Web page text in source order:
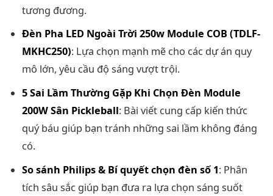
tương đương.
Đèn Pha LED Ngoài Trời 250w Module COB (TDLF-
MKHC250): Lựa chọn mạnh mẽ cho các dự án quy
mô lớn, yêu cầu độ sáng vượt trội.
5 Sai Lầm Thường Gặp Khi Chọn Đèn Module
200W Sân Pickleball: Bài viết cung cấp kiến thức
quý báu giúp bạn tránh những sai lầm không đáng
có.
So sánh Philips & Bí quyết chọn đèn số 1: Phân
tích sâu sắc giúp bạn đưa ra lựa chọn sáng suốt